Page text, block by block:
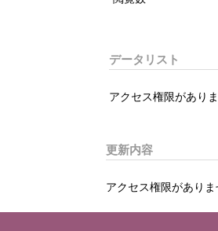
データリスト
アクセス権限があり
更新内容
アクセス権限があり